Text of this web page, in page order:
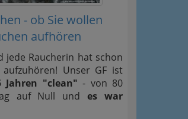
- ob Sie wollen
aufhören
jede Raucherin hat schon
Unser GF ist
"clean" - von 80
auf Null undes war